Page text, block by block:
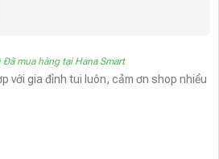
Đã mua hàng tại Hana Smart
với gia đình tui luôn, cảm ơn shop nhiều